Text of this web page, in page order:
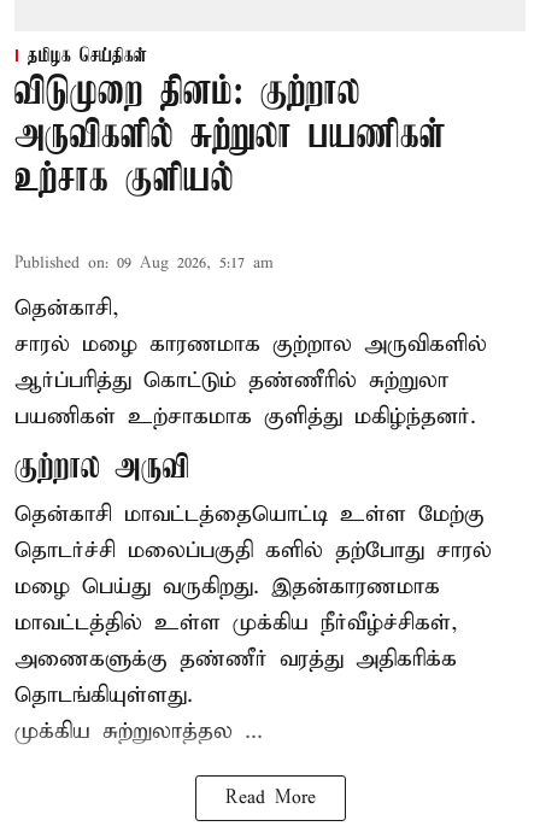
தமிழக செய்திகள்
விடுமுறை தினம்: குற்றால
அருவிகளில் சுற்றுலா பயணிகள்
உற்சாக குளியல்
Published on: 09 Aug 2026, 5:17 am
தென்காசி,
சாரல் மழை காரணமாக குற்றால அருவிகளில்
ஆர்ப்பரித்து கொட்டும் தண்ணீரில் சுற்றுலா
பயணிகள் உற்சாகமாக குளித்து மகிழ்ந்தனர்.
குற்றால அருவி
தென்காசி மாவட்டத்தையொட்டி உள்ள மேற்கு
தொடர்ச்சி மலைப்பகுதி களில் தற்போது சாரல்
மழை பெய்து வருகிறது. இதன்காரணமாக
மாவட்டத்தில் உள்ள முக்கிய நீர்வீழ்ச்சிகள்,
அணைகளுக்கு தண்ணீர் வரத்து அதிகரிக்க
தொடங்கியுள்ளது.
முக்கிய சுற்றுலாத்தல ...
Read More